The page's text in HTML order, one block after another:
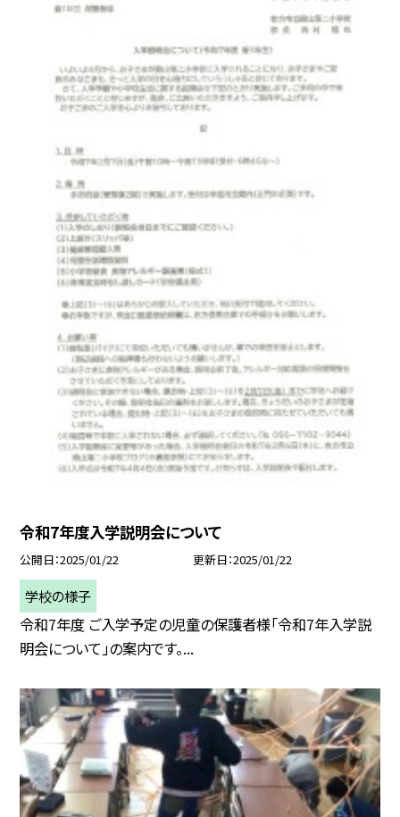
令和7年度入学説明会について
公開日 2025/01/22 更新日 2025/01/22
学校の様子
令和7年度 ご入学予定の児童の保護者様「令和7年入学説
明会について」の案内です。...